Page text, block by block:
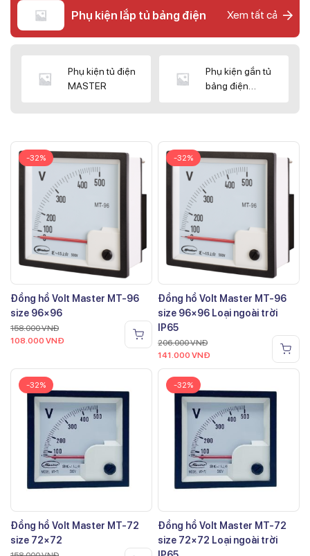
Phụ kiện lắp tủ bảng điện Xem tất cả
Phụ kiện tủ điện
MASTER
Phụ kiện gắn tủ
bảng điện
-32%
Đồng hồ Volt Master MT-96
size 96×96
158.000VNĐ
108.000 VNĐ
-32%
Đồng hồ Volt Master MT-96
size 96×96 Loại ngoài trời
IP65
206.000VNĐ
141.000 VNĐ
-32%
Đồng hồ Volt Master MT-72
size 72×72
-32%
Đồng hồ Volt Master MT-72
size 72×72 Loại ngoài trời